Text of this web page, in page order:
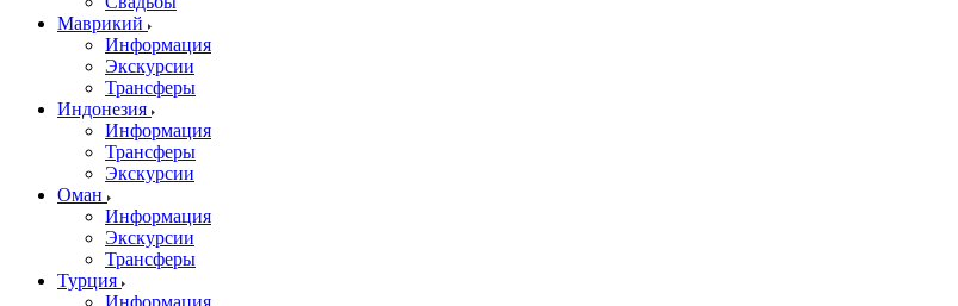
Маврикий
Информация
Экскурсии
Трансферы
Индонезия
Информация
Трансферы
Экскурсии
Оман
Информация
Экскурсии
Трансферы
Турция
Информация